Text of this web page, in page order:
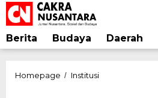
Lewati
ke
konten
Berita Budaya Daerah
Homepage / InstitusiPersit